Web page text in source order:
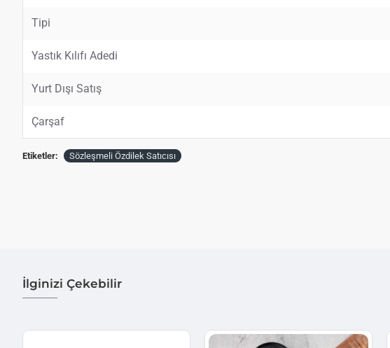
Tipi
Yastık Kılıfı Adedi
Yurt Dışı Satış
Çarşaf
Etiketler: Sözleşmeli Özdilek Satıcısı
İlginizi Çekebilir